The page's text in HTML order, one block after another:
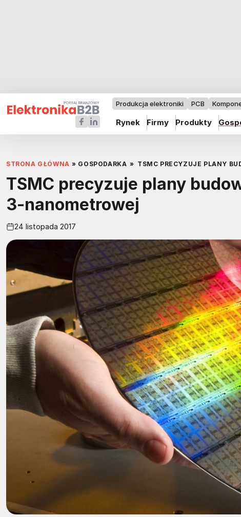
Produkcja elektroniki PCB
Rynek Firmy Produkty
STRONA GŁÓWNA » GOSPODARKA » TSMC PRECYZUJE PLANY
TSMC precyzuje plany
3-nanometrowej
24 listopada 2017